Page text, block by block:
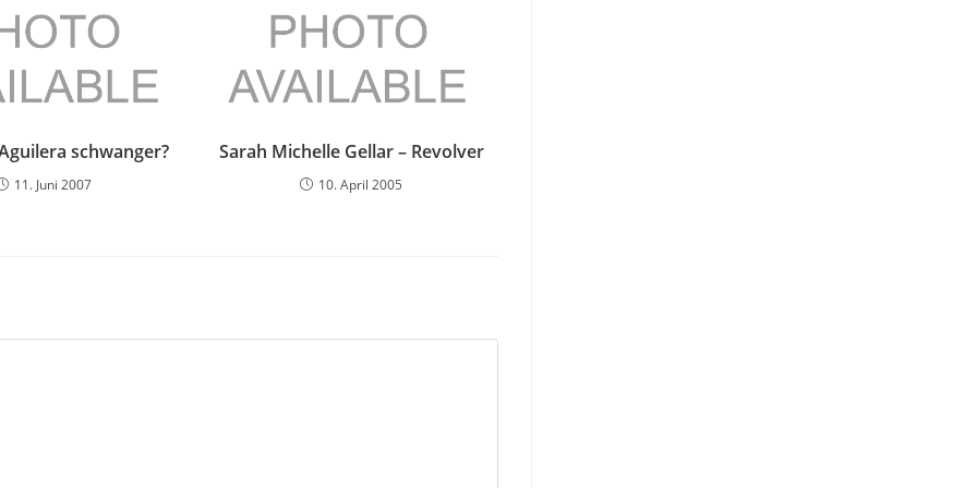
schwanger?
11. Juni 2007
Sarah Michelle Gellar – Revolver
10. April 2005